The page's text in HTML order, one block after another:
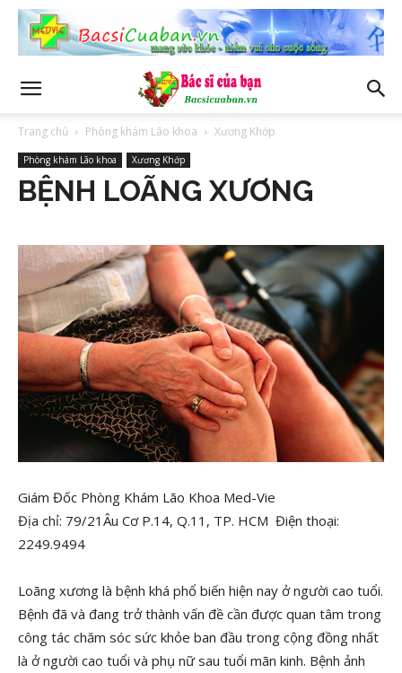
Trang chủ Phòng khám Lão khoa Xương Khớp
Phòng khám Lão khoa Xương Khớp
BỆNH LOÃNG XƯƠNG
Giám Đốc Phòng Khám Lão Khoa Med-Vie
Địa chỉ: 79/21Âu Cơ P.14, Q.11, TP. HCM Điện thoại:
2249.9494
Loãng xương là bệnh khá phổ biến hiện nay ở người cao tuổi.
Bệnh đã và đang trở thành vấn đề cần được quan tâm trong
công tác chăm sóc sức khỏe ban đầu trong cộng đồng nhất
là ở người cao tuổi và phụ nữ sau tuổi mãn kinh. Bệnh ảnh